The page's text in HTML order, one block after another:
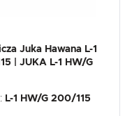
Juka Hawana L-1
| JUKA L-1 HW/G
L-1 HW/G 200/115